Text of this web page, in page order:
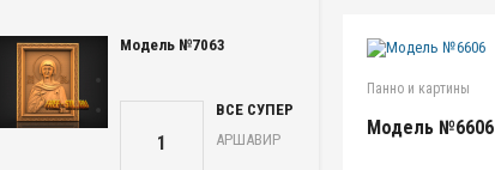
Модель №7063
1
ВСЕ СУПЕР
АРШАВИР
Панно и картины
Модель №6606